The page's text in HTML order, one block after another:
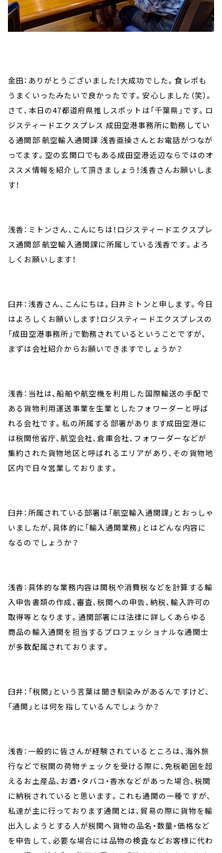
金田：ありがとうございました！大成功でした。食レポも
うまくいったみたいで良かったです。安心しました（笑）。
さて、本日の47都道府県推しスポットは「千葉県」です。ロ
ジスティードエクスプレス 成田空港事務所に勤務してい
る通関部 航空輸入通関課 浅香亜操さんとお電話がつなが
ってます。空の玄関口でもある成田空港近辺ならではのオ
ススメ情報を紹介して頂きましょう！浅香さんお願いしま
す！
浅香：ミトンさん、こんにちは！ロジスティードエクスプレ
ス通関部 航空輸入通関課に所属している浅香です。よろ
しくお願いします！
臼井：浅香さん、こんにちは。臼井ミトンと申します。今日
はよろしくお願いします！ロジスティードエクスプレスの
「成田空港事務所」で勤務されているということですが、
まずは会社紹介からお願いできますでしょうか？
浅香：当社は、船舶や航空機を利用した国際輸送の手配で
ある貨物利用運送事業を生業としたフォワーダーと呼ば
れる会社です。私の所属する部署があります成田空港に
は税関他省庁、航空会社、倉庫会社、フォワーダーなどが
集約された貨物地区と呼ばれるエリアがあり、その貨物地
区内で日々営業しております。
臼井：所属されている部署は「航空輸入通関課」とおっしゃ
いましたが、具体的に「輸入通関業務」とはどんな内容に
なるのでしょうか？
浅香：具体的な業務内容は関税や消費税などを計算する輸
入申告書類の作成、審査、税関への申告、納税、輸入許可の
取得等となります。通関部署には法律に詳しくあらゆる
商品の輸入通関を担当するプロフェッショナルな通関士
が多数配属されております。
臼井：「税関」という言葉は聞き馴染みがあるんですけど、
「通関」とは何を指しているんでしょうか？
浅香：一般的に皆さんが経験されているところは、海外旅
行などで税関の荷物チェックを受ける際に、免税範囲を超
えるお土産品、お酒・タバコ・香水などがあった場合、税関
に納税されていると思います。これも通関の一種ですが、
私達が主に行っております通関とは、貿易の際に貨物を輸
出入しようとする人が税関へ貨物の品名・数量・価格など
を申告して、必要な場合には品物の検査などお客様に代わ